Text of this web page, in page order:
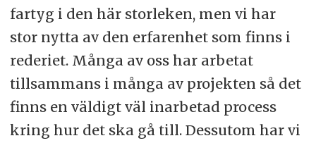
fartyg i den här storleken, men vi har
stor nytta av den erfarenhet som finns i
rederiet. Många av oss har arbetat
tillsammans i många av projekten så det
finns en väldigt väl inarbetad process
kring hur det ska gå till. Dessutom har vi